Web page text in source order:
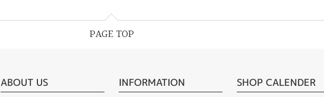
PAGE TOP
ABOUT US INFORMATION SHOP CALENDER